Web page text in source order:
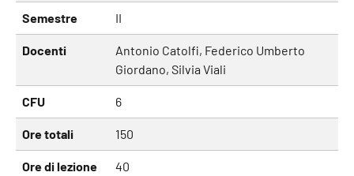
Semestre II
Docenti
Antonio Catolfi, Federico Umberto
Giordano, Silvia Viali
CFU 6
Ore totali 150
Ore di lezione 40